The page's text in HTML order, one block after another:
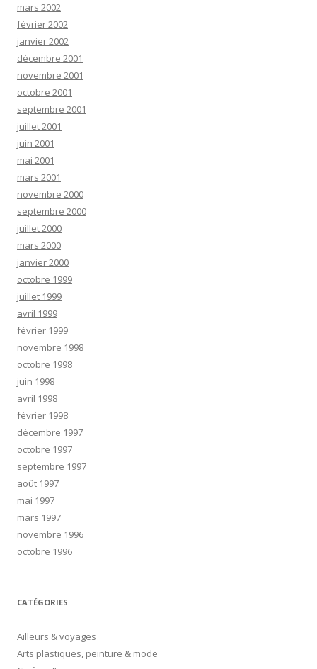
mars 2002
février 2002
janvier 2002
décembre 2001
novembre 2001
octobre 2001
septembre 2001
juillet 2001
juin 2001
mai 2001
mars 2001
novembre 2000
septembre 2000
juillet 2000
mars 2000
janvier 2000
octobre 1999
juillet 1999
avril 1999
février 1999
novembre 1998
octobre 1998
juin 1998
avril 1998
février 1998
décembre 1997
octobre 1997
septembre 1997
août 1997
mai 1997
mars 1997
novembre 1996
octobre 1996
CATÉGORIES
Ailleurs & voyages
Arts plastiques, peinture & mode